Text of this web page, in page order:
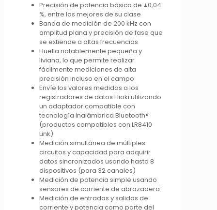
Precisión de potencia básica de ±0,04
%, entre las mejores de su clase
Banda de medición de 200 kHz con
amplitud plana y precisión de fase que
se extiende a altas frecuencias
Huella notablemente pequeña y
liviana, lo que permite realizar
fácilmente mediciones de alta
precisión incluso en el campo
Envíe los valores medidos a los
registradores de datos Hioki utilizando
un adaptador compatible con
tecnología inalámbrica Bluetooth®
(productos compatibles con LR8410
Link)
Medición simultánea de múltiples
circuitos y capacidad para adquirir
datos sincronizados usando hasta 8
dispositivos (para 32 canales)
Medición de potencia simple usando
sensores de corriente de abrazadera
Medición de entradas y salidas de
corriente y potencia como parte del